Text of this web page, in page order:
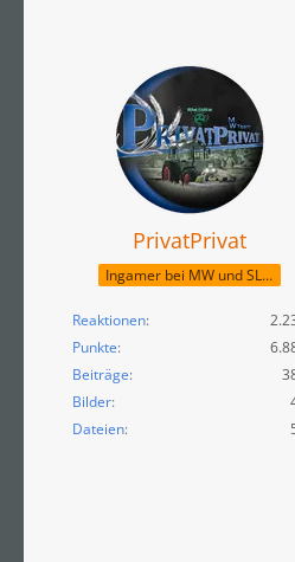
PrivatPrivat
Ingamer bei MW und SLM
Reaktionen
Punkte
Beiträge
Bilder
Dateien